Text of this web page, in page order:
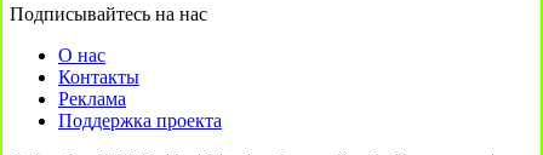
Подписывайтесь на нас
О нас
Контакты
Реклама
Поддержка проекта